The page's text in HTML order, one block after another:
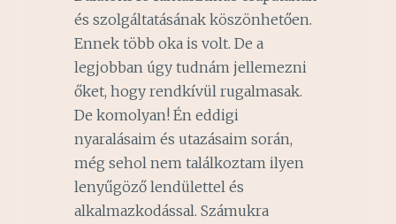
és szolgáltatásának köszönhetően.
Ennek több oka is volt. De a
legjobban úgy tudnám jellemezni
őket, hogy rendkívül rugalmasak.
De komolyan! Én eddigi
nyaralásaim és utazásaim során,
még sehol nem találkoztam ilyen
lenyűgöző lendülettel és
alkalmazkodással. Számukra